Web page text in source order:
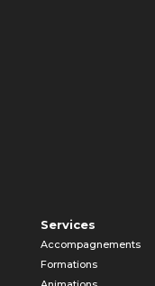
Services
Accompagnements
Formations